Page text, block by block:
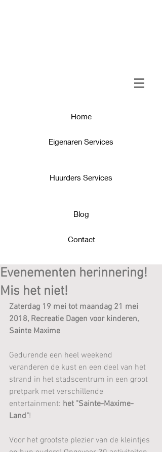
Home
Eigenaren Services
Huurders Services
Blog
Contact
Evenementen herinnering!
Mis het niet!
Zaterdag 19 mei tot maandag 21 mei
2018, Recreatie Dagen voor kinderen,
Sainte Maxime
Gedurende een heel weekend
veranderen de kust en een deel van het
strand in het stadscentrum in een groot
pretpark met verschillende
entertainment: het "Sainte-Maxime-
Land"!
Voor het grootste plezier van de kleintjes